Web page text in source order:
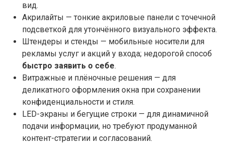
вид.
Акрилайты — тонкие акриловые панели с точечной
подсветкой для утончённого визуального эффекта.
Штендеры и стенды — мобильные носители для
рекламы услуг и акций у входа; недорогой способ
быстро заявить о себе.
Витражные и плёночные решения — для
деликатного оформления окна при сохранении
конфиденциальности и стиля.
LED-экраны и бегущие строки — для динамичной
подачи информации, но требуют продуманной
контент-стратегии и согласований.